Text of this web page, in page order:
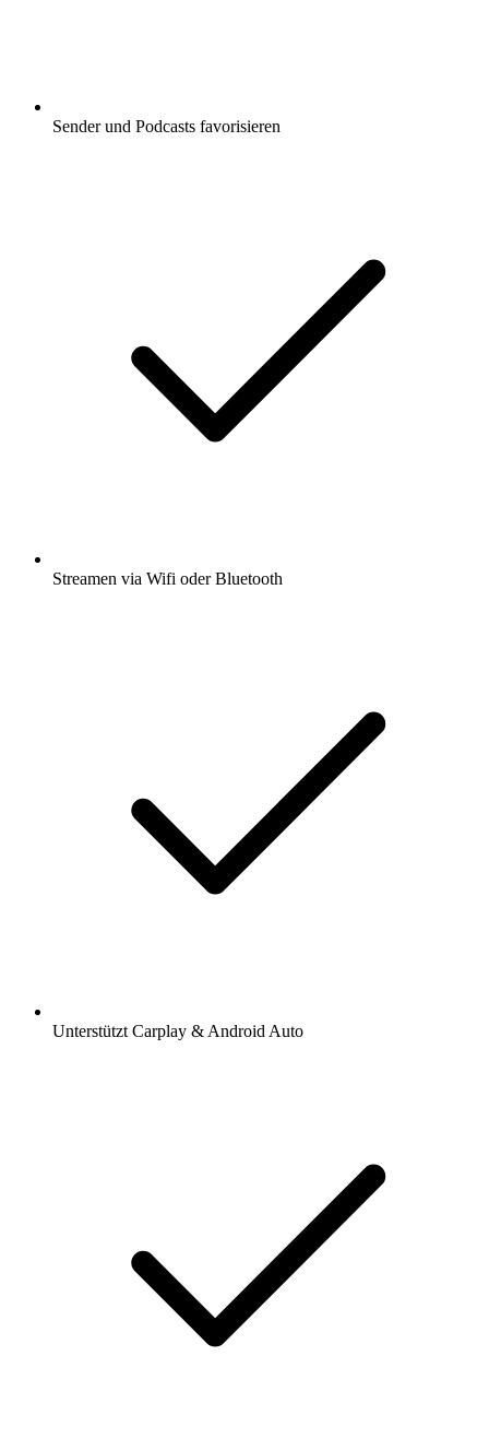
Sender und Podcasts favorisieren
Streamen via Wifi oder Bluetooth
Unterstützt Carplay & Android Auto